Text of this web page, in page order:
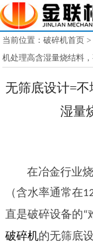
当前位置：破碎机首页 >
机处理高含湿量烧结料
无筛底设计=
湿量
在冶金行业
（含水率通常在
直是破碎设备的“
破碎机的无筛底